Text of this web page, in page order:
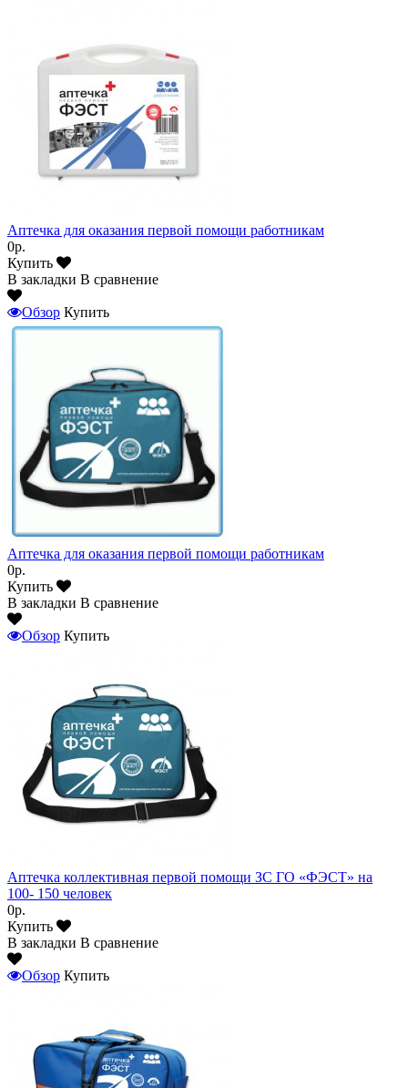
Аптечка для оказания первой помощи работникам
0р.
Купить
В закладки В сравнение
Обзор Купить
Аптечка для оказания первой помощи работникам
0р.
Купить
В закладки В сравнение
Обзор Купить
Аптечка коллективная первой помощи ЗС ГО «ФЭСТ» на
100- 150 человек
0р.
Купить
В закладки В сравнение
Обзор Купить